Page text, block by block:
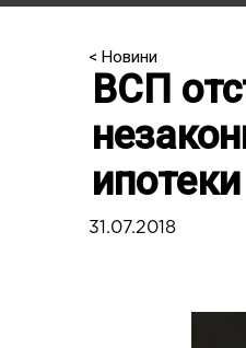
< Новини
ВСП
ипотеки
31.07.2018